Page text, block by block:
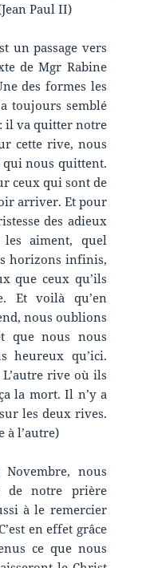
Paul II)
un passage vers
de Mgr Rabine
des formes les
toujours semblé
il va quitter notre
cette rive, nous
qui nous quittent.
ceux qui sont de
arriver. Et pour
des adieux
aiment, quel
horizons infinis,
que ceux qu’ils
Et voilà qu’en
nous oublions
que nous nous
heureux qu’ici.
rive où ils
la mort. Il n’y a
les deux rives.
à l’autre)
nous
de notre prière
à le remercier
en effet grâce
ce que nous